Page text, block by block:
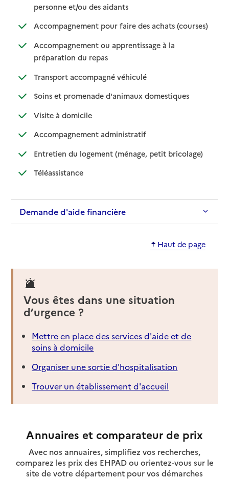
personne et/ou des aidants: disponible
: non disponible
Accompagnement pour faire des achats (courses)
:
: non
Accompagnement ou apprentissage à la
préparation du repas: disponible
: non disponible
Transport accompagné véhiculé: disponible
: non disponible
Soins et promenade d'animaux domestiques: disponible
: non
Visite à domicile: disponible
: non disponible
Accompagnement administratif: disponible
: non disponible
Entretien du logement (ménage, petit bricolage): disponible
: non
Téléassistance: disponible
: non disponible
Demande d'aide financière
Haut de page
Vous êtes dans une situation
d’urgence ?
Mettre en place des services d'aide et de
soins à domicile
Organiser une sortie d'hospitalisation
Trouver un établissement d'accueil
Annuaires et comparateur de prix
Avec nos annuaires, simplifiez vos recherches,
comparez les prix des EHPAD ou orientez-vous sur le
site de votre département pour vos démarches